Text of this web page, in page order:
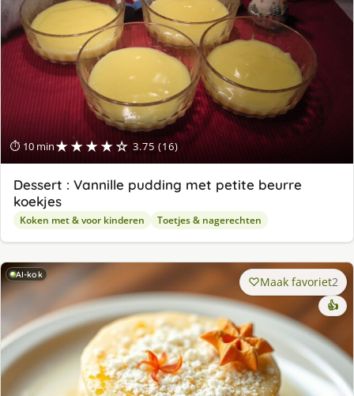
⏱ 10 min★★★★☆ 3.75 (16)
Dessert : Vannille pudding met petite beurre
koekjes
Koken met & voor kinderen Toetjes & nagerechten
AI-kok Maak favoriet2
👍